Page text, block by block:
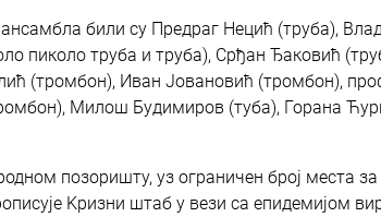
били су Предраг Нецић (труба),
пиколо труба и труба), Срђан Ђаковић
(тромбон), Иван Јовановић (тромбон),
Милош Будимиров (туба), Горана
позоришту, уз ограничен број места
Kризни штаб у вези са епидемијом